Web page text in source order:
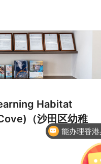
Habitat
（沙田区幼稚
能办理香